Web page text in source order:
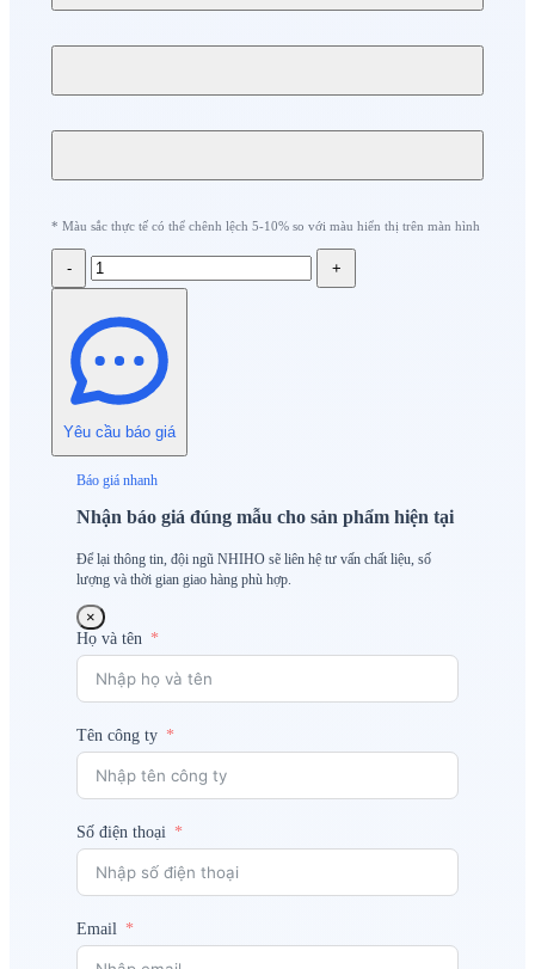
* Màu sắc thực tế có thể chênh lệch 5-10% so với màu hiển thị trên màn hình
- +
Yêu cầu báo giá
Báo giá nhanh
Nhận báo giá đúng mẫu cho sản phẩm hiện tại
Để lại thông tin, đội ngũ NHIHO sẽ liên hệ tư vấn chất liệu, số
lượng và thời gian giao hàng phù hợp.
×
Họ và tên
Tên công ty
Số điện thoại
Email